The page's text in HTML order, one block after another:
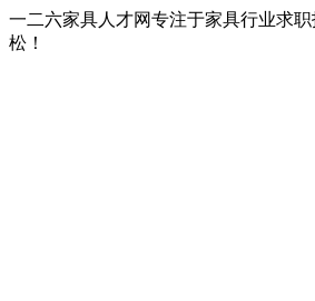
一二六家具人才网专注于家具行业求
松！